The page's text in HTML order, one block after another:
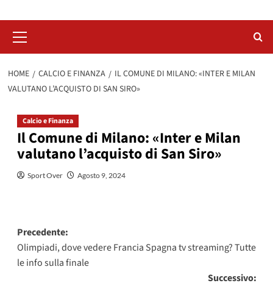
principale
HOME CALCIO E FINANZA
IL COMUNE DI MILANO: «INTER E MILAN
VALUTANO L’ACQUISTO DI SAN SIRO»
Calcio e Finanza
Il Comune di Milano: «Inter e Milan
valutano l’acquisto di San Siro»
Sport Over Agosto 9, 2024
Navigazione
articolo
Precedente:
Olimpiadi, dove vedere Francia Spagna tv streaming? Tutte
le info sulla finale
Successivo: